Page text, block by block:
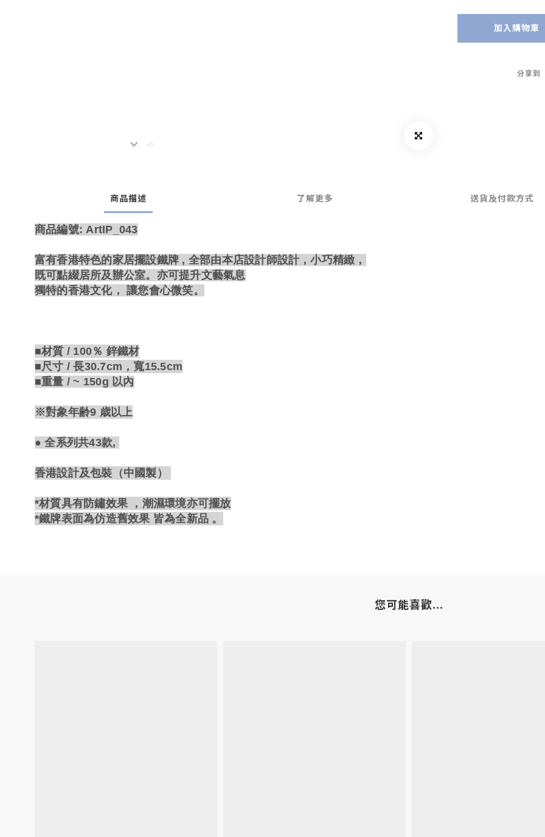
加入購物車
分享到
商品描述 了解更多 送貨及付款方式
商品編號: ArtIP_043
富有香港特色的家居擺設鐵牌 , 全部由本店設計師設計，小巧精緻，
既可點綴居所及辦公室。亦可提升文藝氣息
獨特的香港文化， 讓您會心微笑。
■材質 / 100％ 鋅鐵材
■尺寸 / 長30.7cm，寬15.5cm
■重量 / ~ 150g 以內
※對象年齢9 歳以上
● 全系列共43款,
香港設計及包裝 （中國製）
*材質具有防鏽效果 ，潮濕環境亦可擺放
*鐵牌表面為仿造舊效果 皆為全新品 。
您可能喜歡...